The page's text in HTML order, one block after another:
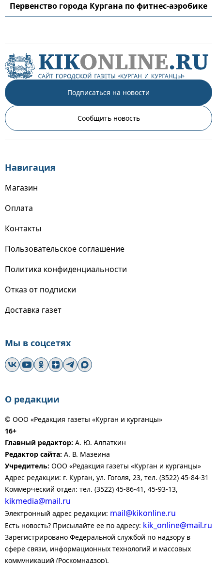
Первенство города Кургана по фитнес-аэробике
Подписаться на новости
Сообщить новость
Навигация
Магазин
Оплата
Контакты
Пользовательское соглашение
Политика конфиденциальности
Отказ от подписки
Доставка газет
Мы в соцсетях
О редакции
© ООО «Редакция газеты «Курган и курганцы»
16+
Главный редактор: А. Ю. Алпаткин
Редактор сайта: А. В. Мазеина
Учредитель: ООО «Редакция газеты «Курган и курганцы»
Адрес редакции: г. Курган, ул. Гоголя, 23, тел. (3522) 45-84-31
Коммерческий отдел: тел. (3522) 45-86-41, 45-93-13,
kikmedia@mail.ru
Электронный адрес редакции: mail@kikonline.ru
Есть новость? Присылайте ее по адресу: kik_online@mail.ru
Зарегистрировано Федеральной службой по надзору в
сфере связи, информационных технологий и массовых
коммуникаций (Роскомнадзор).